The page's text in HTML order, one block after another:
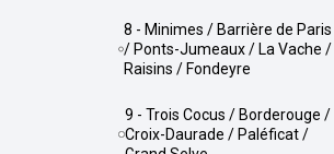
8 - Minimes / Barrière de Paris
/ Ponts-Jumeaux / La Vache /
Raisins / Fondeyre
9 - Trois Cocus / Borderouge /
Croix-Daurade / Paléficat /